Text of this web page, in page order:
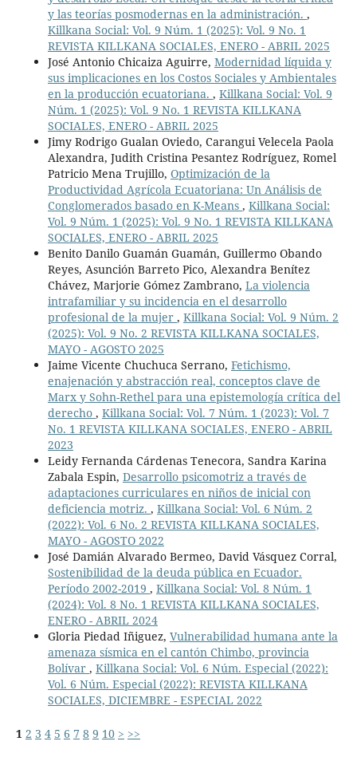
y las teorías posmodernas en la administración. ,
Killkana Social: Vol. 9 Núm. 1 (2025): Vol. 9 No. 1
REVISTA KILLKANA SOCIALES, ENERO - ABRIL 2025
José Antonio Chicaiza Aguirre, Modernidad líquida y
sus implicaciones en los Costos Sociales y Ambientales
en la producción ecuatoriana. , Killkana Social: Vol. 9
Núm. 1 (2025): Vol. 9 No. 1 REVISTA KILLKANA
SOCIALES, ENERO - ABRIL 2025
Jimy Rodrigo Gualan Oviedo, Carangui Velecela Paola
Alexandra, Judith Cristina Pesantez Rodríguez, Romel
Patricio Mena Trujillo, Optimización de la
Productividad Agrícola Ecuatoriana: Un Análisis de
Conglomerados basado en K-Means , Killkana Social:
Vol. 9 Núm. 1 (2025): Vol. 9 No. 1 REVISTA KILLKANA
SOCIALES, ENERO - ABRIL 2025
Benito Danilo Guamán Guamán, Guillermo Obando
Reyes, Asunción Barreto Pico, Alexandra Benítez
Chávez, Marjorie Gómez Zambrano, La violencia
intrafamiliar y su incidencia en el desarrollo
profesional de la mujer , Killkana Social: Vol. 9 Núm. 2
(2025): Vol. 9 No. 2 REVISTA KILLKANA SOCIALES,
MAYO - AGOSTO 2025
Jaime Vicente Chuchuca Serrano, Fetichismo,
enajenación y abstracción real, conceptos clave de
Marx y Sohn-Rethel para una epistemología crítica del
derecho , Killkana Social: Vol. 7 Núm. 1 (2023): Vol. 7
No. 1 REVISTA KILLKANA SOCIALES, ENERO - ABRIL
2023
Leidy Fernanda Cárdenas Tenecora, Sandra Karina
Zabala Espin, Desarrollo psicomotriz a través de
adaptaciones curriculares en niños de inicial con
deficiencia motriz. , Killkana Social: Vol. 6 Núm. 2
(2022): Vol. 6 No. 2 REVISTA KILLKANA SOCIALES,
MAYO - AGOSTO 2022
José Damián Alvarado Bermeo, David Vásquez Corral,
Sostenibilidad de la deuda pública en Ecuador.
Período 2002-2019 , Killkana Social: Vol. 8 Núm. 1
(2024): Vol. 8 No. 1 REVISTA KILLKANA SOCIALES,
ENERO - ABRIL 2024
Gloria Piedad Iñiguez, Vulnerabilidad humana ante la
amenaza sísmica en el cantón Chimbo, provincia
Bolívar , Killkana Social: Vol. 6 Núm. Especial (2022):
Vol. 6 Núm. Especial (2022): REVISTA KILLKANA
SOCIALES, DICIEMBRE - ESPECIAL 2022
1 2 3 4 5 6 7 8 9 10 > >>